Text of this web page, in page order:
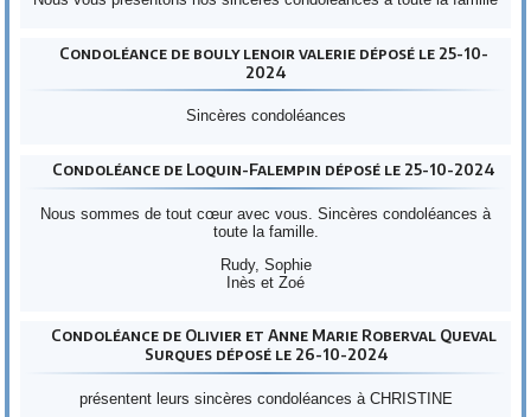
Condoléance de bouly lenoir valerie déposé le 25-10-
2024
Sincères condoléances
Condoléance de Loquin-Falempin déposé le 25-10-2024
Nous sommes de tout cœur avec vous. Sincères condoléances à
toute la famille.
Rudy, Sophie
Inès et Zoé
Condoléance de Olivier et Anne Marie Roberval Queval
Surques déposé le 26-10-2024
présentent leurs sincères condoléances à CHRISTINE